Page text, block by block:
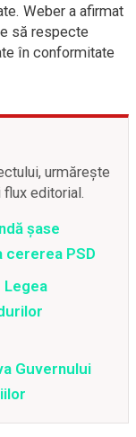
Weber a afirmat
să respecte
în conformitate
urmărește
editorial.
șase
cererea PSD
Legea
Guvernului